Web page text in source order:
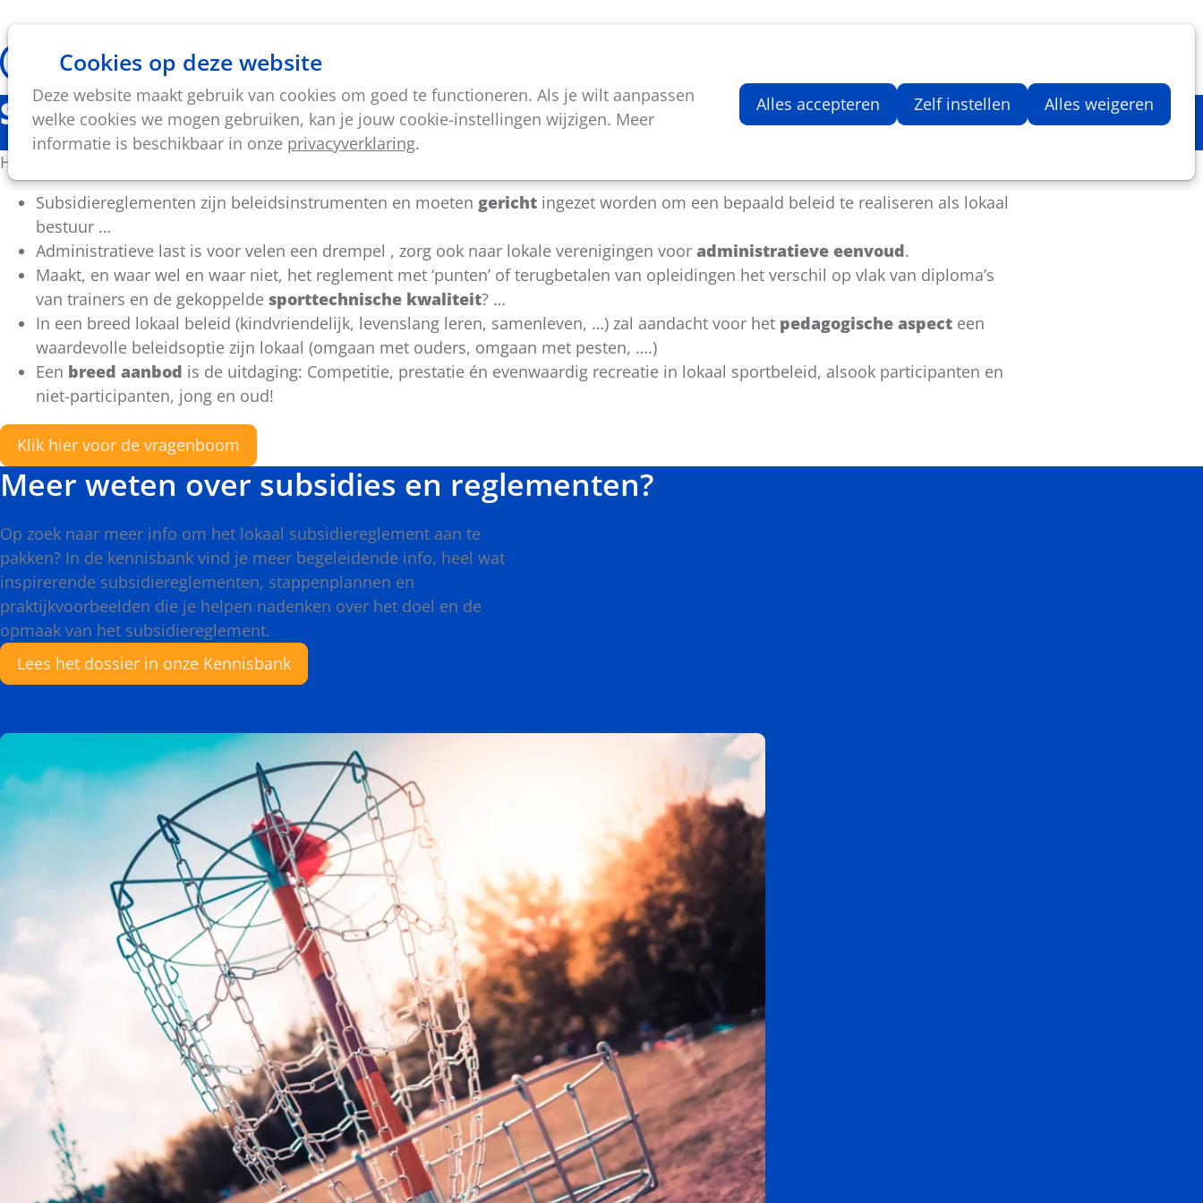
Cookies op deze website
Deze website maakt gebruik van cookies om goed te functioneren. Als je wilt aanpassen
welke cookies we mogen gebruiken, kan je jouw cookie-instellingen wijzigen. Meer
informatie is beschikbaar in onze privacyverklaring.
Alles accepteren Zelf instellen Alles weigeren
Thema's Vorming & activiteiten
Aantal artikelen in
Subsidies en reglementen
Hoe kunnen we echt het verschil maken met de gemeentelijke subsidies voor sport?
Subsidiereglementen zijn beleidsinstrumenten en moeten gericht ingezet worden om een bepaald beleid te realiseren als lokaal
bestuur …
Administratieve last is voor velen een drempel , zorg ook naar lokale verenigingen voor administratieve eenvoud.
Maakt, en waar wel en waar niet, het reglement met ‘punten’ of terugbetalen van opleidingen het verschil op vlak van diploma’s
van trainers en de gekoppelde sporttechnische kwaliteit? …
In een breed lokaal beleid (kindvriendelijk, levenslang leren, samenleven, …) zal aandacht voor het pedagogische aspect een
waardevolle beleidsoptie zijn lokaal (omgaan met ouders, omgaan met pesten, ….)
Een breed aanbod is de uitdaging: Competitie, prestatie én evenwaardig recreatie in lokaal sportbeleid, alsook participanten en
niet-participanten, jong en oud!
Klik hier voor de vragenboom
Meer weten over subsidies en reglementen?
Op zoek naar meer info om het lokaal subsidiereglement aan te
pakken? In de kennisbank vind je meer begeleidende info, heel wat
inspirerende subsidiereglementen, stappenplannen en
praktijkvoorbeelden die je helpen nadenken over het doel en de
opmaak van het subsidiereglement.
Lees het dossier in onze Kennisbank